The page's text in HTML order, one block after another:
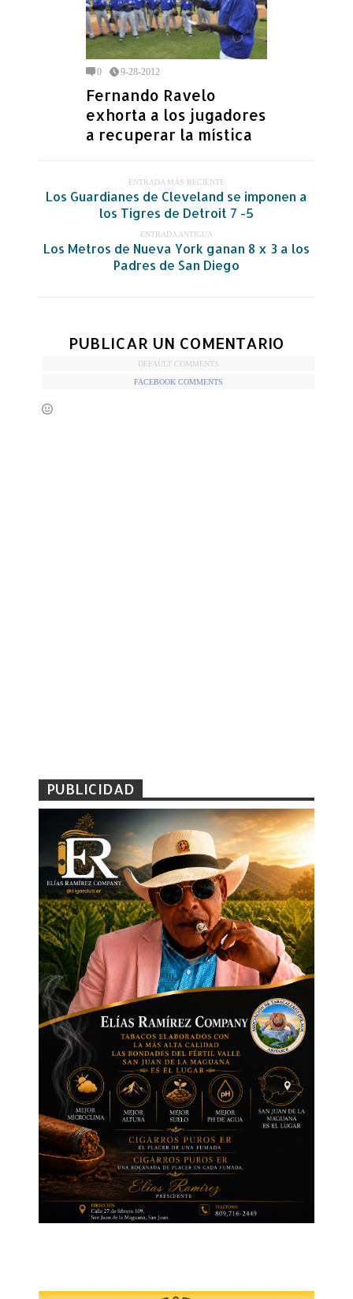
0 9-28-2012
Fernando Ravelo
exhorta a los jugadores
a recuperar la mística
ENTRADA MÁS RECIENTE
Los Guardianes de Cleveland se imponen a
los Tigres de Detroit 7 -5
ENTRADA ANTIGUA
Los Metros de Nueva York ganan 8 x 3 a los
Padres de San Diego
PUBLICAR UN COMENTARIO
DEFAULT COMMENTS
FACEBOOK COMMENTS
PUBLICIDAD